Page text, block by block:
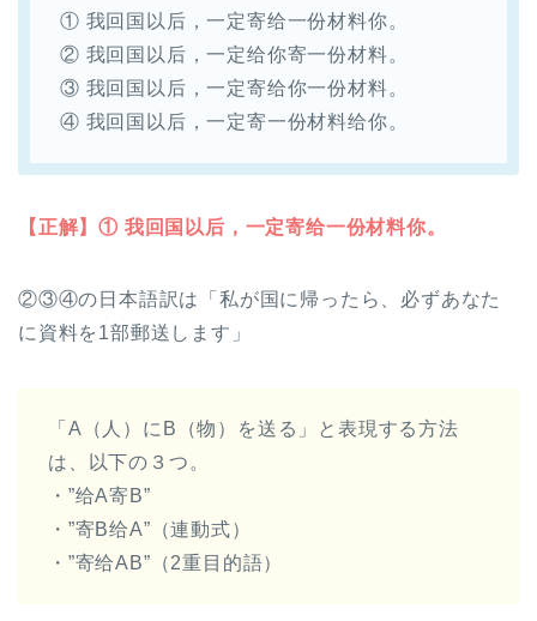
① 我回国以后，一定寄给一份材料你。
② 我回国以后，一定给你寄一份材料。
③ 我回国以后，一定寄给你一份材料。
④ 我回国以后，一定寄一份材料给你。
【正解】① 我回国以后，一定寄给一份材料你。
②③④の日本語訳は「私が国に帰ったら、必ずあなた
に資料を1部郵送します」
「A（人）にB（物）を送る」と表現する方法
は、以下の３つ。
・”给A寄B”
・”寄B给A”（連動式）
・”寄给AB”（2重目的語）